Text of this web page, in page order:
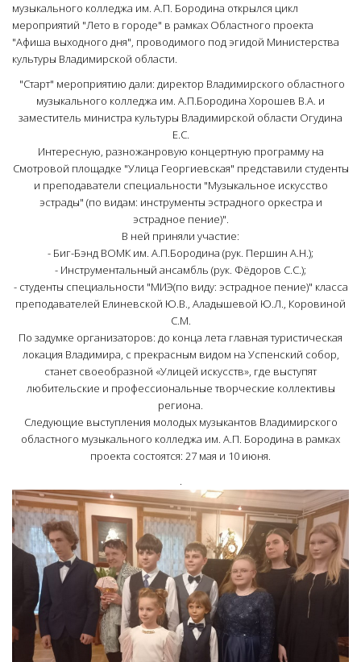
музыкального колледжа им. А.П. Бородина открылся цикл
мероприятий "Лето в городе" в рамках Областного проекта
"Афиша выходного дня", проводимого под эгидой Министерства
культуры Владимирской области.
"Cтарт" мероприятию дали: директор Владимирского областного
музыкального колледжа им. А.П.Бородина Хорошев В.А. и
заместитель министра культуры Владимирской области Огудина
Е.С.
Интересную, разножанровую концертную программу на
Смотровой площадке "Улица Георгиевская" представили студенты
и преподаватели специальности "Музыкальное искусство
эстрады" (по видам: инструменты эстрадного оркестра и
эстрадное пение)".
В ней приняли участие:
- Биг-Бэнд ВОМК им. А.П.Бородина (рук. Першин А.Н.);
- Инструментальный ансамбль (рук. Фёдоров С.С.);
- студенты специальности "МИЭ(по виду: эстрадное пение)" класса
преподавателей Елиневской Ю.В., Аладышевой Ю.Л., Коровиной
С.М.
По задумке организаторов: до конца лета главная туристическая
локация Владимира, с прекрасным видом на Успенский собор,
станет своеобразной «Улицей искусств», где выступят
любительские и профессиональные творческие коллективы
региона.
Следующие выступления молодых музыкантов Владимирского
областного музыкального колледжа им. А.П. Бородина в рамках
проекта состоятся: 27 мая и 10 июня.
.